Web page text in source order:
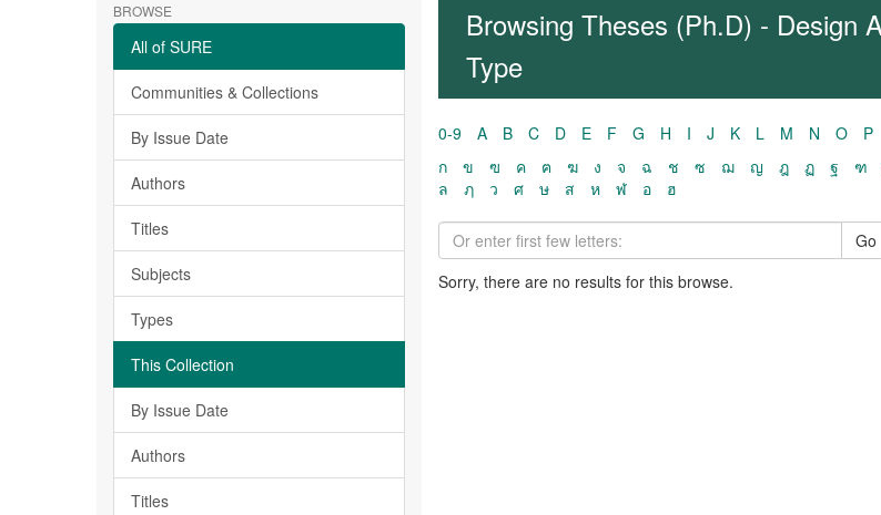
BROWSE
All of SURE
Communities & Collections
By Issue Date
Authors
Titles
Subjects
Types
This Collection
By Issue Date
Authors
Titles
Browsing Theses (Ph.D) -
Type
0-9 A B C D E F G H I J K L M N O P
ก
ข ฃ ค ฅ ฆ ง จ ฉ ช ซ ฌ ญ ฎ ฏ ฐ ฑ
ล
ฦ ว ศ ษ ส ห ฬ อ ฮ
Go
Sorry, there are no results for this browse.